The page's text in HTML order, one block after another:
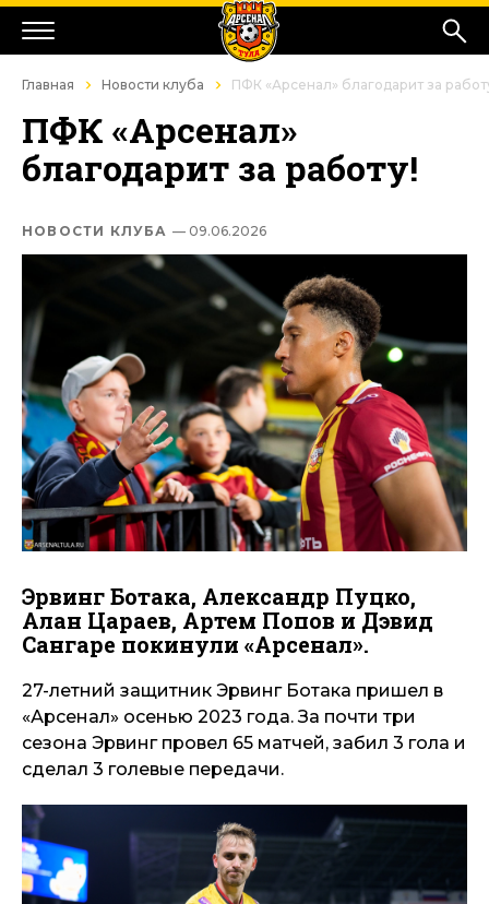
Главная Новости клуба ПФК «Арсенал» благодарит за
ПФК «Арсенал»
благодарит за работу!
НОВОСТИ КЛУБА — 09.06.2026
Эрвинг Ботака, Александр Пуцко,
Алан Цараев, Артем Попов и Дэвид
Сангаре покинули «Арсенал».
27-летний защитник Эрвинг Ботака пришел в
«Арсенал» осенью 2023 года. За почти три
сезона Эрвинг провел 65 матчей, забил 3 гола и
сделал 3 голевые передачи.